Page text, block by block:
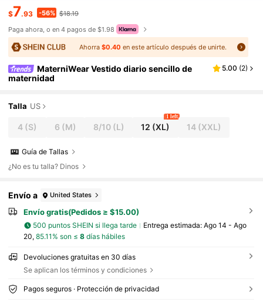
$7.93 -56% $18.19
Paga ahora, o en 4 pagos de $1.98
Ahorra$0.40 en este artículo después de unirte.
MaterniWear Vestido diario sencillo de
maternidad
5.00 (2)
Talla US
4 (S) 6 (M) 8/10(L) 12 (XL)
1 left
14 (XXL)
Guía de Tallas
¿No es tu talla? Dinos
Envío a United States
Envío gratis(Pedidos ≥ $15.00)
500 puntos SHEIN si llega tarde Entrega estimada: Ago 14 - Ago
20, 85.11% son ≤ 8días hábiles
Devoluciones gratuitas en 30 días
Se aplican los términos y condiciones
Pagos seguros · Protección de privacidad